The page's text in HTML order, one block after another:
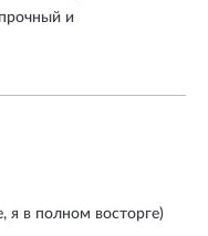
и
я в полном восторге)